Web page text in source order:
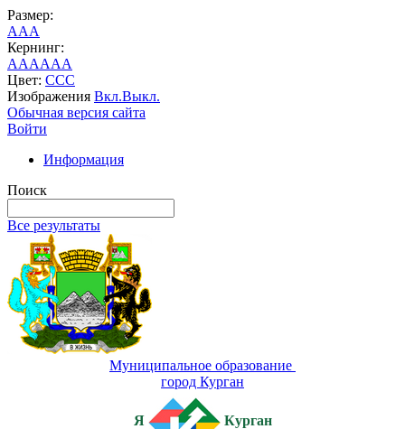
Размер:
AAA
Кернинг:
AAAAAA
Цвет: CCC
Изображения Вкл.Выкл.
Обычная версия сайта
Войти
Информация
Поиск
Все результаты
Муниципальное образование
город Курган
Я Курган